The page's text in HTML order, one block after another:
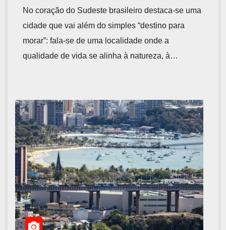
No coração do Sudeste brasileiro destaca‑se uma
cidade que vai além do simples “destino para
morar”: fala‑se de uma localidade onde a
qualidade de vida se alinha à natureza, à…